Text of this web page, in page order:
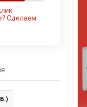
Сделаем